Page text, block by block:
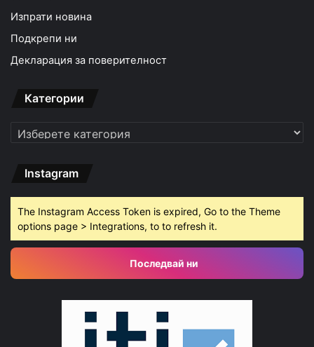
Изпрати новина
Подкрепи ни
Декларация за поверителност
Категории
Категории
Instagram
The Instagram Access Token is expired, Go to the Theme
options page > Integrations, to to refresh it.
Последвай ни